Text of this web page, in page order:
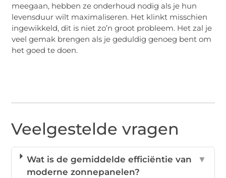
meegaan, hebben ze onderhoud nodig als je hun
levensduur wilt maximaliseren. Het klinkt misschien
ingewikkeld, dit is niet zo’n groot probleem. Het zal je
veel gemak brengen als je geduldig genoeg bent om
het goed te doen.
Veelgestelde vragen
Wat is de gemiddelde efficiëntie van
moderne zonnepanelen?
▼